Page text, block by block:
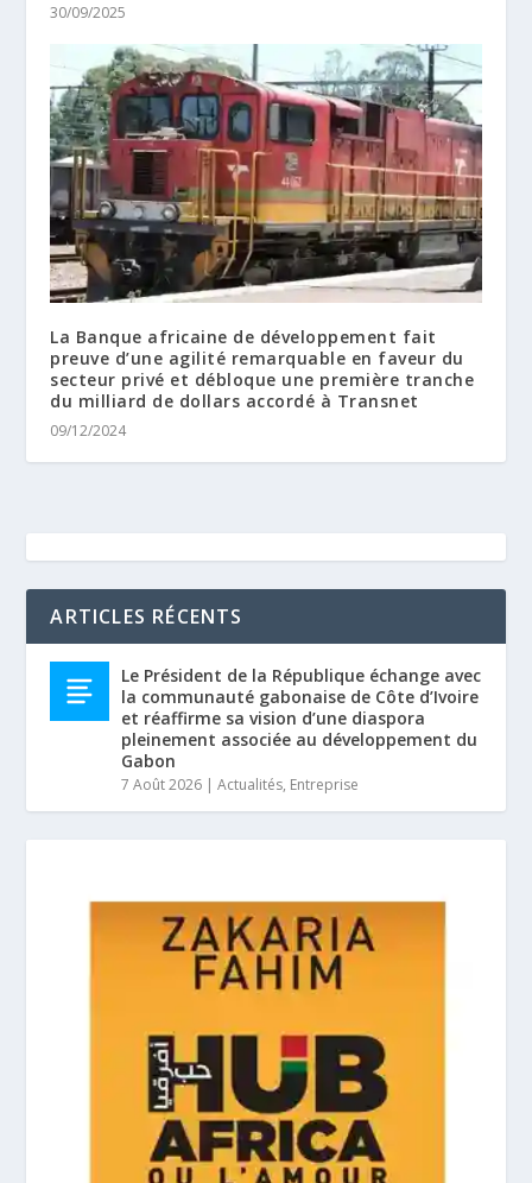
30/09/2025
La Banque africaine de développement fait
preuve d’une agilité remarquable en faveur du
secteur privé et débloque une première tranche
du milliard de dollars accordé à Transnet
09/12/2024
ARTICLES RÉCENTS
Le Président de la République échange avec
la communauté gabonaise de Côte d’Ivoire
et réaffirme sa vision d’une diaspora
pleinement associée au développement du
Gabon
7 Août 2026 |Actualités, Entreprise